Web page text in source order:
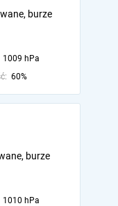
burze
1009 hPa
60%
burze
1010 hPa